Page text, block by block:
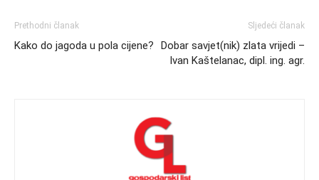
Prethodni članak
Kako do jagoda u pola cijene?
Sljedeći članak
Dobar savjet(nik) zlata vrijedi –
Ivan Kaštelanac, dipl. ing. agr.